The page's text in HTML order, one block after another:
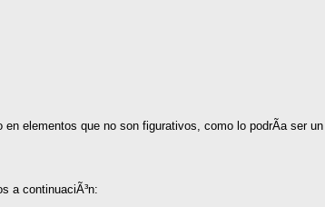
elementos que no son figurativos, como lo podrÃ­a ser un
a continuaciÃ³n: